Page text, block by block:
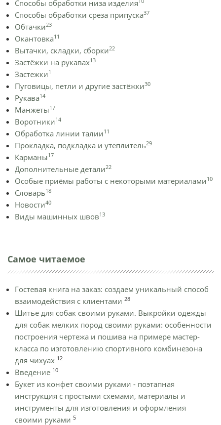
Способы обработки низа изделия
Способы обработки среза припуска37
Обтачки23
Окантовка11
Вытачки, складки, сборки22
Застёжки на рукавах13
Застежки1
Пуговицы, петли и другие застёжки30
Рукава14
Манжеты17
Воротники14
Обработка линии талии11
Прокладка, подкладка и утеплитель29
Карманы17
Дополнительные детали22
Особые приёмы работы с некоторыми материалами10
Словарь18
Новости40
Виды машинных швов13
Самое читаемое
Гостевая книга на заказ: создаем уникальный способ
взаимодействия с клиентами 28
Шитье для собак своими руками. Выкройки одежды
для собак мелких пород своими руками: особенности
построения чертежа и пошива на примере мастер-
класса по изготовлению спортивного комбинезона
для чихуах 12
Введение 10
Букет из конфет своими руками - поэтапная
инструкция с простыми схемами, материалы и
инструменты для изготовления и оформления
своими руками 5